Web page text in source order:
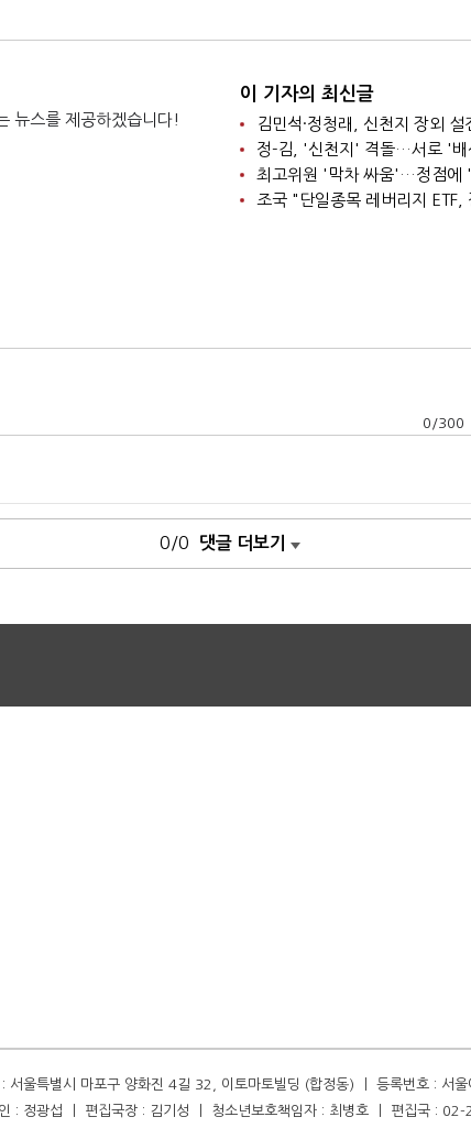
뉴스를 제공하겠습니다!
이 기자의 최신글
김민석·정청래, 신천지 장외
정-김, '신천지' 격돌…서로 '배
최고위원 '막차 싸움'…정점에
조국 "단일종목 레버리지
0 /300
0/0 댓글 더보기
: 서울특별시 마포구 양화진 4길 32, 이토마토빌딩 (합정동) ㅣ 등록번호 :
: 정광섭 ㅣ 편집국장 : 김기성 ㅣ 청소년보호책임자 : 최병호 ㅣ 편집국 :